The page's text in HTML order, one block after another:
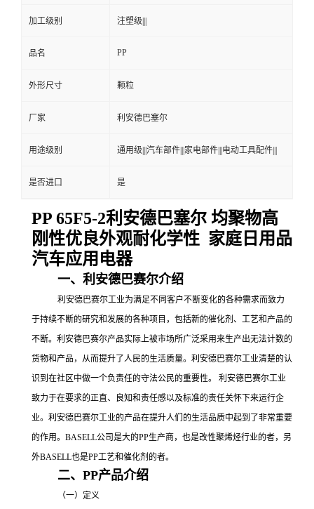
加工级别 注塑级|||
品名 PP
外形尺寸 颗粒
厂家 利安德巴塞尔
用途级别 通用级|||汽车部件|||家电部件|||电动工具配件|||
是否进口 是
PP 65F5-2利安德巴塞尔 均聚物高
刚性优良外观耐化学性 家庭日用品
汽车应用电器
一、利安德巴赛尔介绍
利安德巴赛尔工业为满足不同客户不断变化的各种需求而致力
于持续不断的研究和发展的各种项目，包括新的催化剂、工艺和产品的
不断。利安德巴赛尔产品实际上被市场所广泛采用来生产出无法计数的
货物和产品，从而提升了人民的生活质量。利安德巴赛尔工业清楚的认
识到在社区中做一个负责任的守法公民的重要性。
利安德巴赛尔工业
致力于在要求的正直、良知和责任感以及标准的责任关怀下来运行企
业。利安德巴赛尔工业的产品在提升人们的生活品质中起到了非常重要
的作用。 BASELL公司是大的PP生产商，也是改性聚烯烃行业的者，另
外BASELL也是PP工艺和催化剂的者。
二、PP产品介绍
（一）定义